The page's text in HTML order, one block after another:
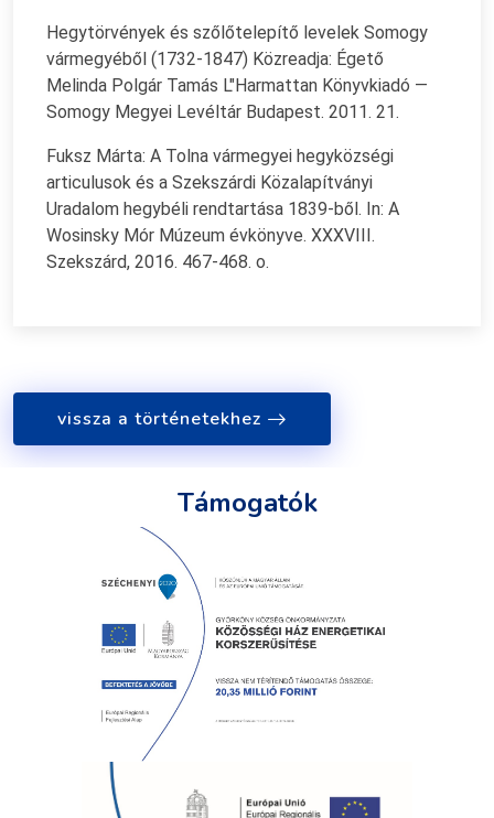
Hegytörvények és szőlőtelepítő levelek Somogy
vármegyéből (1732-1847) Közreadja: Égető
Melinda Polgár Tamás L"Harmattan Könyvkiadó —
Somogy Megyei Levéltár Budapest. 2011. 21.
Fuksz Márta: A Tolna vármegyei hegyközségi
articulusok és a Szekszárdi Közalapítványi
Uradalom hegybéli rendtartása 1839-ből. In: A
Wosinsky Mór Múzeum évkönyve. XXXVIII.
Szekszárd, 2016. 467-468. o.
vissza a történetekhez
Támogatók